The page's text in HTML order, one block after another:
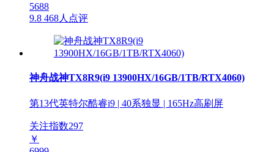
5688
9.8 468人点评
神舟战神TX8R9(i9 13900HX/16GB/1TB/RTX4060)
第13代英特尔酷睿i9 | 40系独显 | 165Hz高刷屏
关注指数297
￥